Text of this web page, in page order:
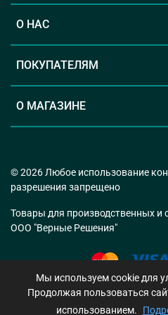
Виброизоляторы между
переменного тока и опорной
Воздушный фильтр сухого
Базовый топливный бак на
О НАС
ПОКУПАТЕЛЯМ
О МАГАЗИНЕ
© 2026 Любое использование
разрешения запрещено
Товары для производственных и
ООО "Верные Решения"
Мы используем cookie для
Продолжая пользоваться
использованием.